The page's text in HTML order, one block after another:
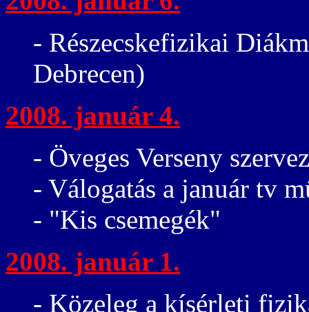
- Részecskefizikai
Debrecen)
2008. január 4.
- Öveges Verseny
- Válogatás a január tv
- "Kis csemegék"
2008. január 1.
- Közeleg a kísérleti